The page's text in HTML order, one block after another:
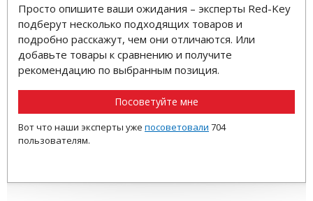
Просто опишите ваши ожидания – эксперты Red-Key
подберут несколько подходящих товаров и
подробно расскажут, чем они отличаются. Или
добавьте товары к сравнению и получите
рекомендацию по выбранным позиция.
Посоветуйте мне
Вот что наши эксперты уже посоветовали 704
пользователям.